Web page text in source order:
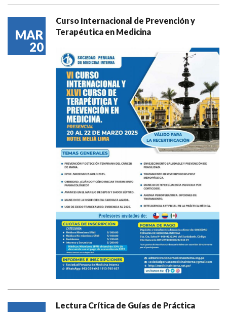
MAR
20
Curso Internacional de Prevención y
Terapéutica en Medicina
Lectura Crítica de Guías de Práctica